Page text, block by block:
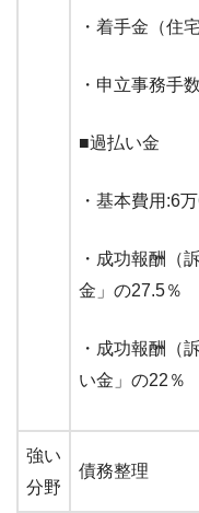
・着手金（住
・申立事務手
■過払い金
・基本費用:6
・成功報酬（
金」の27.5％
・成功報酬（
い金」の22％
強い
分野
債務整理